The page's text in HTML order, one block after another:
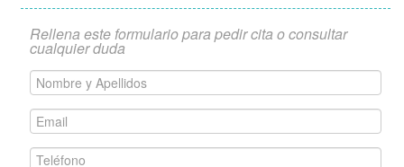
Rellena este formulario para pedir cita o consultar
cualquier duda
Nombre
y
Apellidos
*Email
*